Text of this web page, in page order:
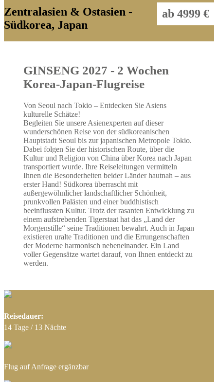
Vietnam
Dubai
Oman
Vereinigte Arabische Emirate
Zentralasien & Ostasien
China
Japan
Kasachstan
Pakistan
Südkorea
Taiwan
Zentralasien & Ostasien -
Südkorea, Japan
ab 4999 €
GINSENG 2027 - 2 Wochen
Korea-Japan-Flugreise
Von Seoul nach Tokio – Entdecken Sie Asiens
kulturelle Schätze!
Begleiten Sie unsere Asienexperten auf dieser
wunderschönen Reise von der südkoreanischen
Hauptstadt Seoul bis zur japanischen Metropole Tokio.
Dabei folgen Sie der historischen Route, über die
Kultur und Religion von China über Korea nach Japan
transportiert wurde. Ihre Reiseleitungen vermitteln
Ihnen die Besonderheiten beider Länder hautnah – aus
erster Hand! Südkorea überrascht mit
außergewöhnlicher landschaftlicher Schönheit,
prunkvollen Palästen und einer buddhistisch
beeinflussten Kultur. Trotz der rasanten Entwicklung zu
einem aufstrebenden Tigerstaat hat das „Land der
Morgenstille“ seine Traditionen bewahrt. Auch in Japan
existieren uralte Traditionen und die Errungenschaften
der Moderne harmonisch nebeneinander. Ein Land
voller Gegensätze wartet darauf, von Ihnen entdeckt zu
werden.
Reisedauer:
14 Tage / 13 Nächte
Flug auf Anfrage ergänzbar